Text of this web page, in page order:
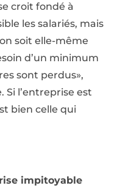
croit fondé à
les salariés, mais
soit elle-même
d’un minimum
sont perdus»,
Si l’entreprise est
bien celle qui
impitoyable